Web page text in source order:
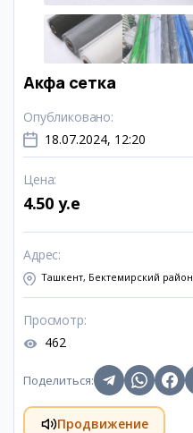
Акфа сетка
Опубликовано:
18.07.2024, 12:20
Цена:
4.50 y.e
Адрес:
Ташкент, Бектемирский район
Просмотр:
462
Поделиться:
Продвижение